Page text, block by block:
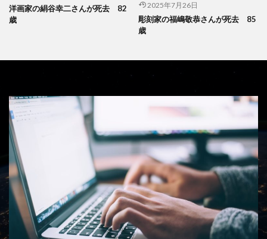
洋画家の絹谷幸二さんが死去 82
歳
2025年7月26日
彫刻家の福嶋敬恭さんが死去 85
歳